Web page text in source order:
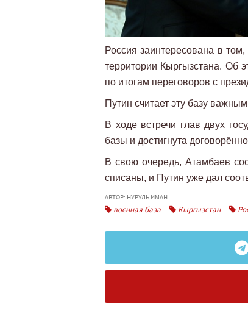
Россия заинтересована в
территории Кыргызстана. Об
по итогам переговоров с
Путин считает эту базу
В ходе встречи глав двух
базы и достигнута
В свою очередь, Атамбаев
списаны, и Путин уже дал
АВТОР: НУРУЛЬ ИМАН
военная база Кыргызстан